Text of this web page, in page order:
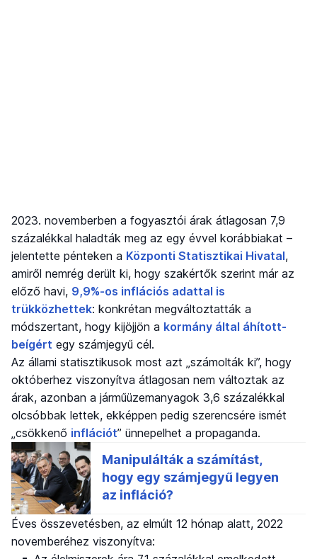
2023. novemberben a fogyasztói árak átlagosan 7,9
százalékkal haladták meg az egy évvel korábbiakat –
jelentette pénteken a Központi Statisztikai Hivatal,
amiről nemrég derült ki, hogy szakértők szerint már az
előző havi, 9,9%-os inflációs adattal is
trükközhettek: konkrétan megváltoztatták a
módszertant, hogy kijöjjön a kormány által áhított-
beígért egy számjegyű cél.
Az állami statisztikusok most azt „számolták ki”, hogy
októberhez viszonyítva átlagosan nem változtak az
árak, azonban a járműüzemanyagok 3,6 százalékkal
olcsóbbak lettek, ekképpen pedig szerencsére ismét
„csökkenő inflációt” ünnepelhet a propaganda.
Éves összevetésben, az elmúlt 12 hónap alatt, 2022
novemberéhez viszonyítva: